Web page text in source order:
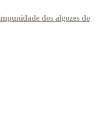
dos algozes do